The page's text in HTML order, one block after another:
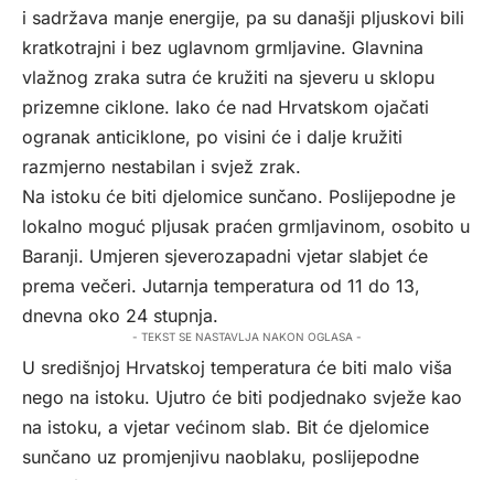
i sadržava manje energije, pa su današji pljuskovi bili
kratkotrajni i bez uglavnom grmljavine. Glavnina
vlažnog zraka sutra će kružiti na sjeveru u sklopu
prizemne ciklone. Iako će nad Hrvatskom ojačati
ogranak anticiklone, po visini će i dalje kružiti
razmjerno nestabilan i svjež zrak.
Na istoku će biti djelomice sunčano. Poslijepodne je
lokalno moguć pljusak praćen grmljavinom, osobito u
Baranji. Umjeren sjeverozapadni vjetar slabjet će
prema večeri. Jutarnja temperatura od 11 do 13,
dnevna oko 24 stupnja.
- TEKST SE NASTAVLJA NAKON OGLASA -
U središnjoj Hrvatskoj temperatura će biti malo viša
nego na istoku. Ujutro će biti podjednako svježe kao
na istoku, a vjetar većinom slab. Bit će djelomice
sunčano uz promjenjivu naoblaku, poslijepodne